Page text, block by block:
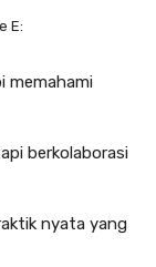
E:
memahami
berkolaborasi
nyata yang